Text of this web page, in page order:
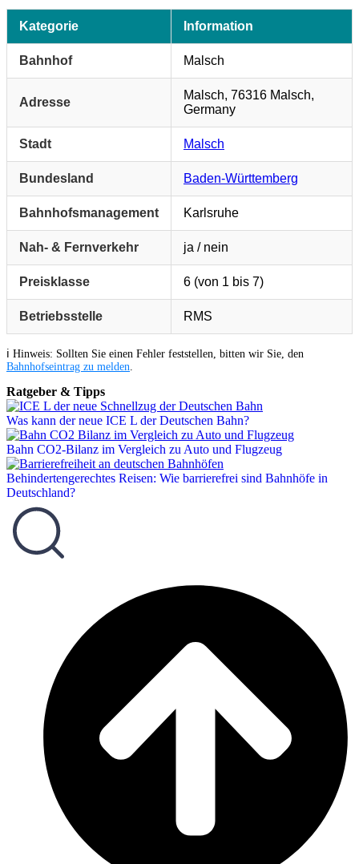
Kategorie Information
Bahnhof Malsch
Adresse
Malsch, 76316 Malsch,
Germany
Stadt Malsch
Bundesland Baden-Württemberg
Bahnhofsmanagement Karlsruhe
Nah- & Fernverkehr ja / nein
Preisklasse 6 (von 1 bis 7)
Betriebsstelle RMS
ℹ️ Hinweis: Sollten Sie einen Fehler feststellen, bitten wir Sie, den
Bahnhofseintrag zu melden
Ratgeber & Tipps
Was kann der neue ICE L der Deutschen Bahn?
Bahn CO2-Bilanz im Vergleich zu Auto und Flugzeug
Behindertengerechtes Reisen: Wie barrierefrei sind Bahnhöfe in
Deutschland?